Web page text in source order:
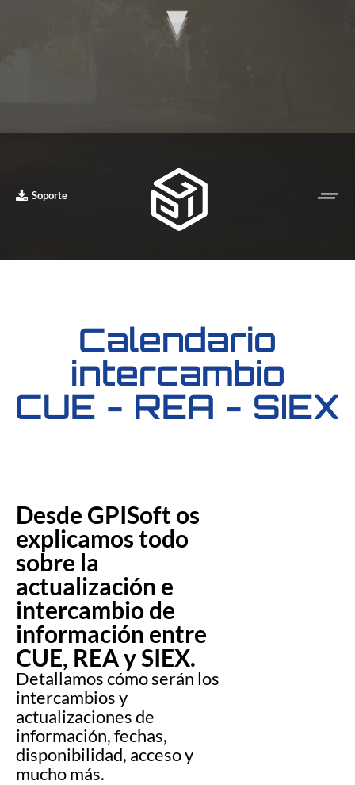
Soporte
Calendario
intercambio
CUE - REA - SIEX
Desde GPISoft os
explicamos todo
sobre la
actualización e
intercambio de
información entre
CUE, REA y SIEX.
Detallamos cómo serán los
intercambios y
actualizaciones de
información, fechas,
disponibilidad, acceso y
mucho más.